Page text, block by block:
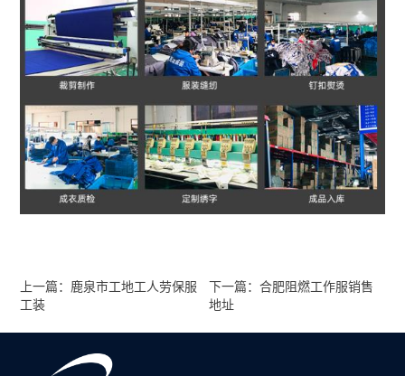
上一篇：鹿泉市工地工人劳保服
工装
下一篇：合肥阻燃工作服销售
地址